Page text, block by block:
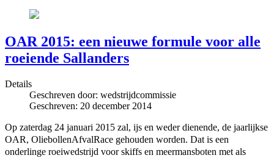
OAR 2015: een nieuwe formule voor alle
roeiende Sallanders
Details
Geschreven door: wedstrijdcommissie
Geschreven: 20 december 2014
Op zaterdag 24 januari 2015 zal, ijs en weder dienende, de jaarlijkse
OAR, OliebollenAfvalRace gehouden worden. Dat is een
onderlinge roeiwedstrijd voor skiffs en meermansboten met als